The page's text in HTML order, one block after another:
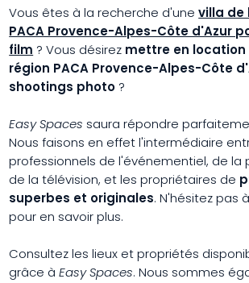
Vous êtes à la recherche d'unevilla de
PACA Provence-Alpes-Côte d'Azur
film ? Vous désirez mettre en
région PACA Provence-Alpes-Côte
shootings photo ?
Easy Spaces saura répondre
Nous faisons en effet l'intermédiaire
professionnels de l'événementiel, de la
de la télévision, et les propriétaires de
superbes et originales. N'hésitez pas
pour en savoir plus.
Consultez les lieux et propriétés
grâce àEasy Spaces. Nous sommes